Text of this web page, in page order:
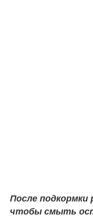
После
чтобы смыть